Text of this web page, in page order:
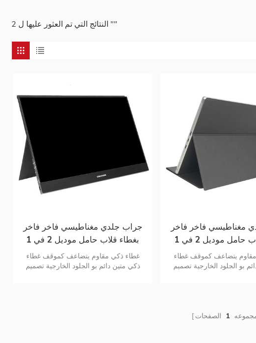
2 النتائج التي تم العثور عليها ل ""
جراب جلدي مغناطيسي فاخر فاخر
بغطاء قلاب حامل موديل 2 في 1
للشاشة المحمولة
غطاء ذكي مقاوم يتضاعف كموقف غطاء
ذكي متين دائم بو الجلود الخارجية تصميم
مغناطيسي فاخر فاخر
بغطاء قلاب حامل موديل 2 في 1
للشاشة المحمولة
يتضاعف كموقف غطاء
بو الجلود الخارجية تصميم
1 الصفحات